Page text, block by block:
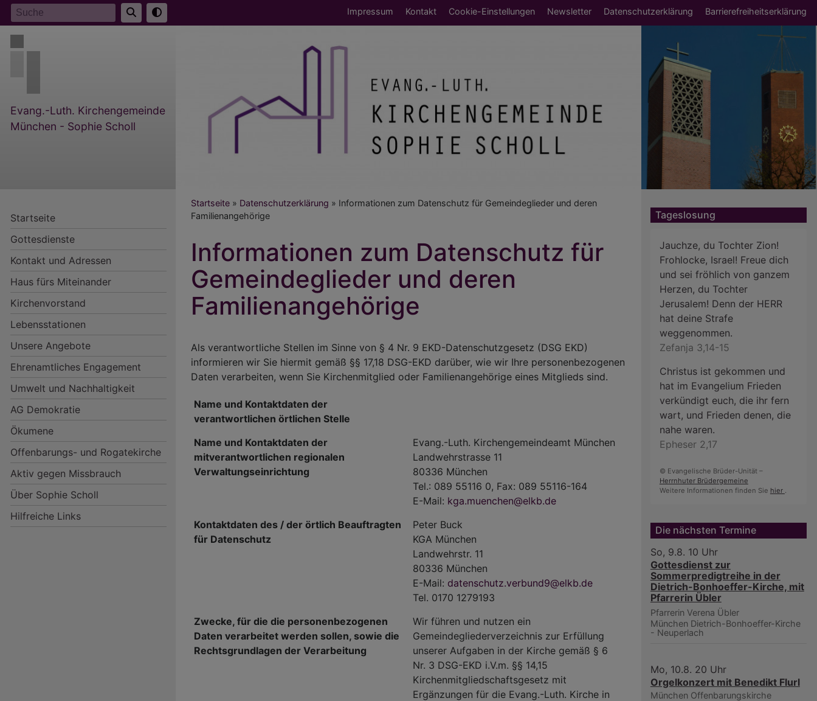
Direkt
zum
Inhalt
Fußbereichsmenü
Impressum Kontakt Cookie-Einstellungen Newsletter Datenschutzerklärung Barrierefreiheitserklärung
Evang.-Luth. Kirchengemeinde
München - Sophie Scholl
Hauptnavigation
Startseite
Gottesdienste
Kontakt und Adressen
Haus fürs Miteinander
Kirchenvorstand
Lebensstationen
Unsere Angebote
Ehrenamtliches Engagement
Umwelt und Nachhaltigkeit
AG Demokratie
Ökumene
Offenbarungs- und Rogatekirche
Aktiv gegen Missbrauch
Über Sophie Scholl
Hilfreiche Links
Breadcrumb
Startseite Datenschutzerklärung
Informationen zum Datenschutz für Gemeindeglieder und deren
Familienangehörige
Informationen zum Datenschutz für
Gemeindeglieder und deren
Familienangehörige
Als verantwortliche Stellen im Sinne von § 4 Nr. 9 EKD-Datenschutzgesetz (DSG EKD)
informieren wir Sie hiermit gemäß §§ 17,18 DSG-EKD darüber, wie wir Ihre personenbezogenen
Daten verarbeiten, wenn Sie Kirchenmitglied oder Familienangehörige eines Mitglieds sind.
Name und Kontaktdaten der
verantwortlichen örtlichen Stelle
Name und Kontaktdaten der
mitverantwortlichen regionalen
Verwaltungseinrichtung
Evang.-Luth. Kirchengemeindeamt München
Landwehrstrasse 11
80336 München
Tel.: 089 55116 0, Fax: 089 55116-164
E-Mail: kga.muenchen@elkb.de
Kontaktdaten des / der örtlich Beauftragten
für Datenschutz
Peter Buck
KGA München
Landwehrstr. 11
80336 München
E-Mail: datenschutz.verbund9@elkb.de
Tel. 0170 1279193
Zwecke, für die die personenbezogenen
Daten verarbeitet werden sollen, sowie die
Rechtsgrundlagen der Verarbeitung
Wir führen und nutzen ein
Gemeindegliederverzeichnis zur Erfüllung
unserer Aufgaben in der Kirche gemäß § 6
Nr. 3 DSG-EKD i.V.m. §§ 14,15
Kirchenmitgliedschaftsgesetz mit
Ergänzungen für die Evang.-Luth. Kirche in
Tageslosung
Jauchze, du Tochter Zion!
Frohlocke, Israel! Freue dich
und sei fröhlich von ganzem
Herzen, du Tochter
Jerusalem! Denn der HERR
hat deine Strafe
weggenommen.
Zefanja 3,14-15
Christus ist gekommen und
hat im Evangelium Frieden
verkündigt euch, die ihr fern
wart, und Frieden denen, die
nahe waren.
Epheser 2,17
© Evangelische Brüder-Unität –
Herrnhuter Brüdergemeine
Weitere Informationen finden Sie hier .
Die nächsten Termine
So, 9.8. 10 Uhr
Gottesdienst zur
Sommerpredigtreihe in der
Dietrich-Bonhoeffer-Kirche, mit
Pfarrerin Übler
Pfarrerin Verena Übler
München Dietrich-Bonhoeffer-Kirche
- Neuperlach
Mo, 10.8. 20 Uhr
Orgelkonzert mit Benedikt Flurl
München Offenbarungskirche